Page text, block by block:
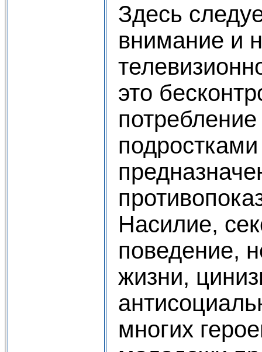
Здесь
внимание и
это
Насилие,
поведение,
жизни,
многих